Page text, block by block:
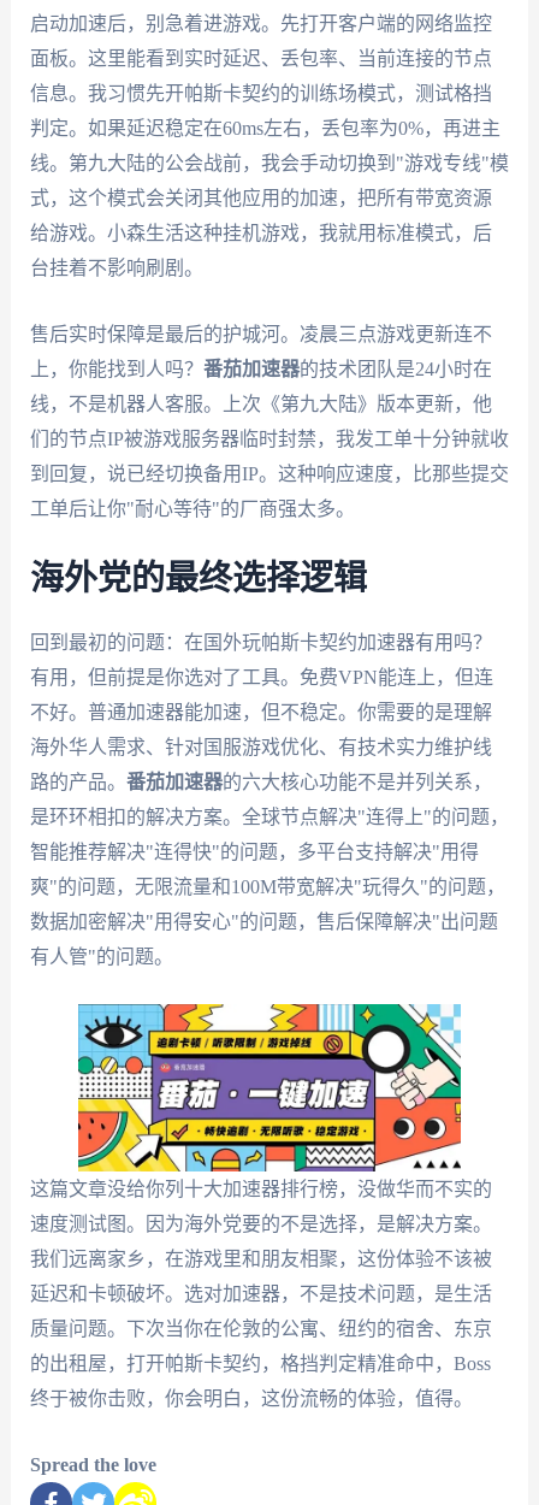
启动加速后，别急着进游戏。先打开客户端的网络监控
面板。这里能看到实时延迟、丢包率、当前连接的节点
信息。我习惯先开帕斯卡契约的训练场模式，测试格挡
判定。如果延迟稳定在60ms左右，丢包率为0%，再进主
线。第九大陆的公会战前，我会手动切换到"游戏专线"模
式，这个模式会关闭其他应用的加速，把所有带宽资源
给游戏。小森生活这种挂机游戏，我就用标准模式，后
台挂着不影响刷剧。
售后实时保障是最后的护城河。凌晨三点游戏更新连不
上，你能找到人吗？ 番茄加速器的技术团队是24小时在
线，不是机器人客服。上次《第九大陆》版本更新，他
们的节点IP被游戏服务器临时封禁，我发工单十分钟就收
到回复，说已经切换备用IP。这种响应速度，比那些提交
工单后让你"耐心等待"的厂商强太多。
海外党的最终选择逻辑
回到最初的问题：在国外玩帕斯卡契约加速器有用吗？
有用，但前提是你选对了工具。免费VPN能连上，但连
不好。普通加速器能加速，但不稳定。你需要的是理解
海外华人需求、针对国服游戏优化、有技术实力维护线
路的产品。 番茄加速器的六大核心功能不是并列关系，
是环环相扣的解决方案。全球节点解决"连得上"的问题，
智能推荐解决"连得快"的问题，多平台支持解决"用得
爽"的问题，无限流量和100M带宽解决"玩得久"的问题，
数据加密解决"用得安心"的问题，售后保障解决"出问题
有人管"的问题。
这篇文章没给你列十大加速器排行榜，没做华而不实的
速度测试图。因为海外党要的不是选择，是解决方案。
我们远离家乡，在游戏里和朋友相聚，这份体验不该被
延迟和卡顿破坏。选对加速器，不是技术问题，是生活
质量问题。下次当你在伦敦的公寓、纽约的宿舍、东京
的出租屋，打开帕斯卡契约，格挡判定精准命中，Boss
终于被你击败，你会明白，这份流畅的体验，值得。
Spread the love